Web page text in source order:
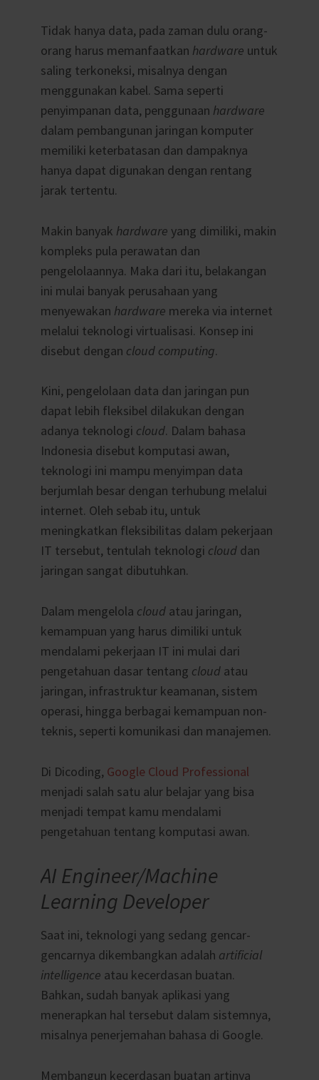
Tidak hanya data, pada zaman dulu orang-
orang harus memanfaatkan hardware untuk
saling terkoneksi, misalnya dengan
menggunakan kabel. Sama seperti
penyimpanan data, penggunaan hardware
dalam pembangunan jaringan komputer
memiliki keterbatasan dan dampaknya
hanya dapat digunakan dengan rentang
jarak tertentu.
Makin banyak hardware yang dimiliki, makin
kompleks pula perawatan dan
pengelolaannya. Maka dari itu, belakangan
ini mulai banyak perusahaan yang
menyewakan hardware mereka via internet
melalui teknologi virtualisasi. Konsep ini
disebut dengan cloud computing.
Kini, pengelolaan data dan jaringan pun
dapat lebih fleksibel dilakukan dengan
adanya teknologi cloud. Dalam bahasa
Indonesia disebut komputasi awan,
teknologi ini mampu menyimpan data
berjumlah besar dengan terhubung melalui
internet. Oleh sebab itu, untuk
meningkatkan fleksibilitas dalam pekerjaan
IT tersebut, tentulah teknologi cloud dan
jaringan sangat dibutuhkan.
Dalam mengelola cloudatau jaringan,
kemampuan yang harus dimiliki untuk
mendalami pekerjaan IT ini mulai dari
pengetahuan dasar tentang cloudatau
jaringan, infrastruktur keamanan, sistem
operasi, hingga berbagai kemampuan non-
teknis, seperti komunikasi dan manajemen.
Di Dicoding, Google Cloud Professional
menjadi salah satu alur belajar yang bisa
menjadi tempat kamu mendalami
pengetahuan tentang komputasi awan.
AI Engineer/Machine
Learning Developer
Saat ini, teknologi yang sedang gencar-
gencarnya dikembangkan adalah artificial
intelligence atau kecerdasan buatan.
Bahkan, sudah banyak aplikasi yang
menerapkan hal tersebut dalam sistemnya,
misalnya penerjemahan bahasa di Google.
Membangun kecerdasan buatan artinya